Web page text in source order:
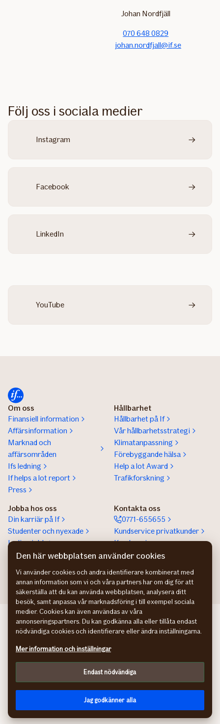
Johan Nordfjäll
070 648 0829
johan.nordfjall@if.se
Följ oss i sociala medier
Instagram
Facebook
LinkedIn
YouTube
Om oss
Finansiell information
Affärsinformation
Marknad och
affärsområden
Ifs ledning
If helps a lot report
Press
Hållbarhet
Hållbarhet på If
Vår hållbarhetsstrategi
Klimatanpassning
Förebyggande hälsa
Help a lot Award
Trafikforskning
Jobba hos oss
Din karriär på If
Studenter och nyexade
Lediga jobb
Kontakta oss
0771-655655
Kundservice privatkunder
Kundservice
företagskunder
If Skadeforsikring NO
If Skadeforsikring DK
Hantering av personuppgifter
Information om tillgänglighet
Cookies
Anpassa
facebook
instagram
linkedin
youtube
© If Skadeförsäkring AB (publ)
Den här webbplatsen använder cookies
Vi använder cookies och andra identifierare kombinerat med
annan information som vi och våra partners har om dig för att
säkerställa att du kan använda webbplatsen, analysera ditt
besök, samt anpassa vår marknadsföring i till exempel sociala
medier. Cookies kan även användas av våra
annonseringspartners. Du kan godkänna alla eller tillåta endast
nödvändiga cookies och identifierare eller ändra inställningarna.
Mer information och inställningar
Endast nödvändiga
Jag godkänner alla